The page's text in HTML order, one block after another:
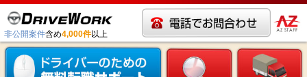
非公開案件含め4,000件以上